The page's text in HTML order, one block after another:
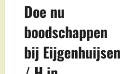
Doe nu
boodschappen
bij Eijgenhuijsen